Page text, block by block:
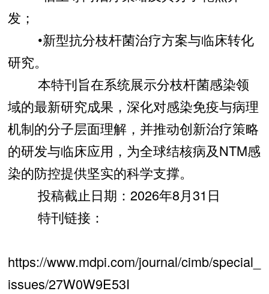
发；
•新型抗分枝杆菌治疗方案与临床转化
研究。
本特刊旨在系统展示分枝杆菌感染领
域的最新研究成果，深化对感染免疫与病理
机制的分子层面理解，并推动创新治疗策略
的研发与临床应用，为全球结核病及NTM感
染的防控提供坚实的科学支撑。
投稿截止日期：2026年8月31日
特刊链接：
https://www.mdpi.com/journal/cimb/special_
issues/27W0W9E53I